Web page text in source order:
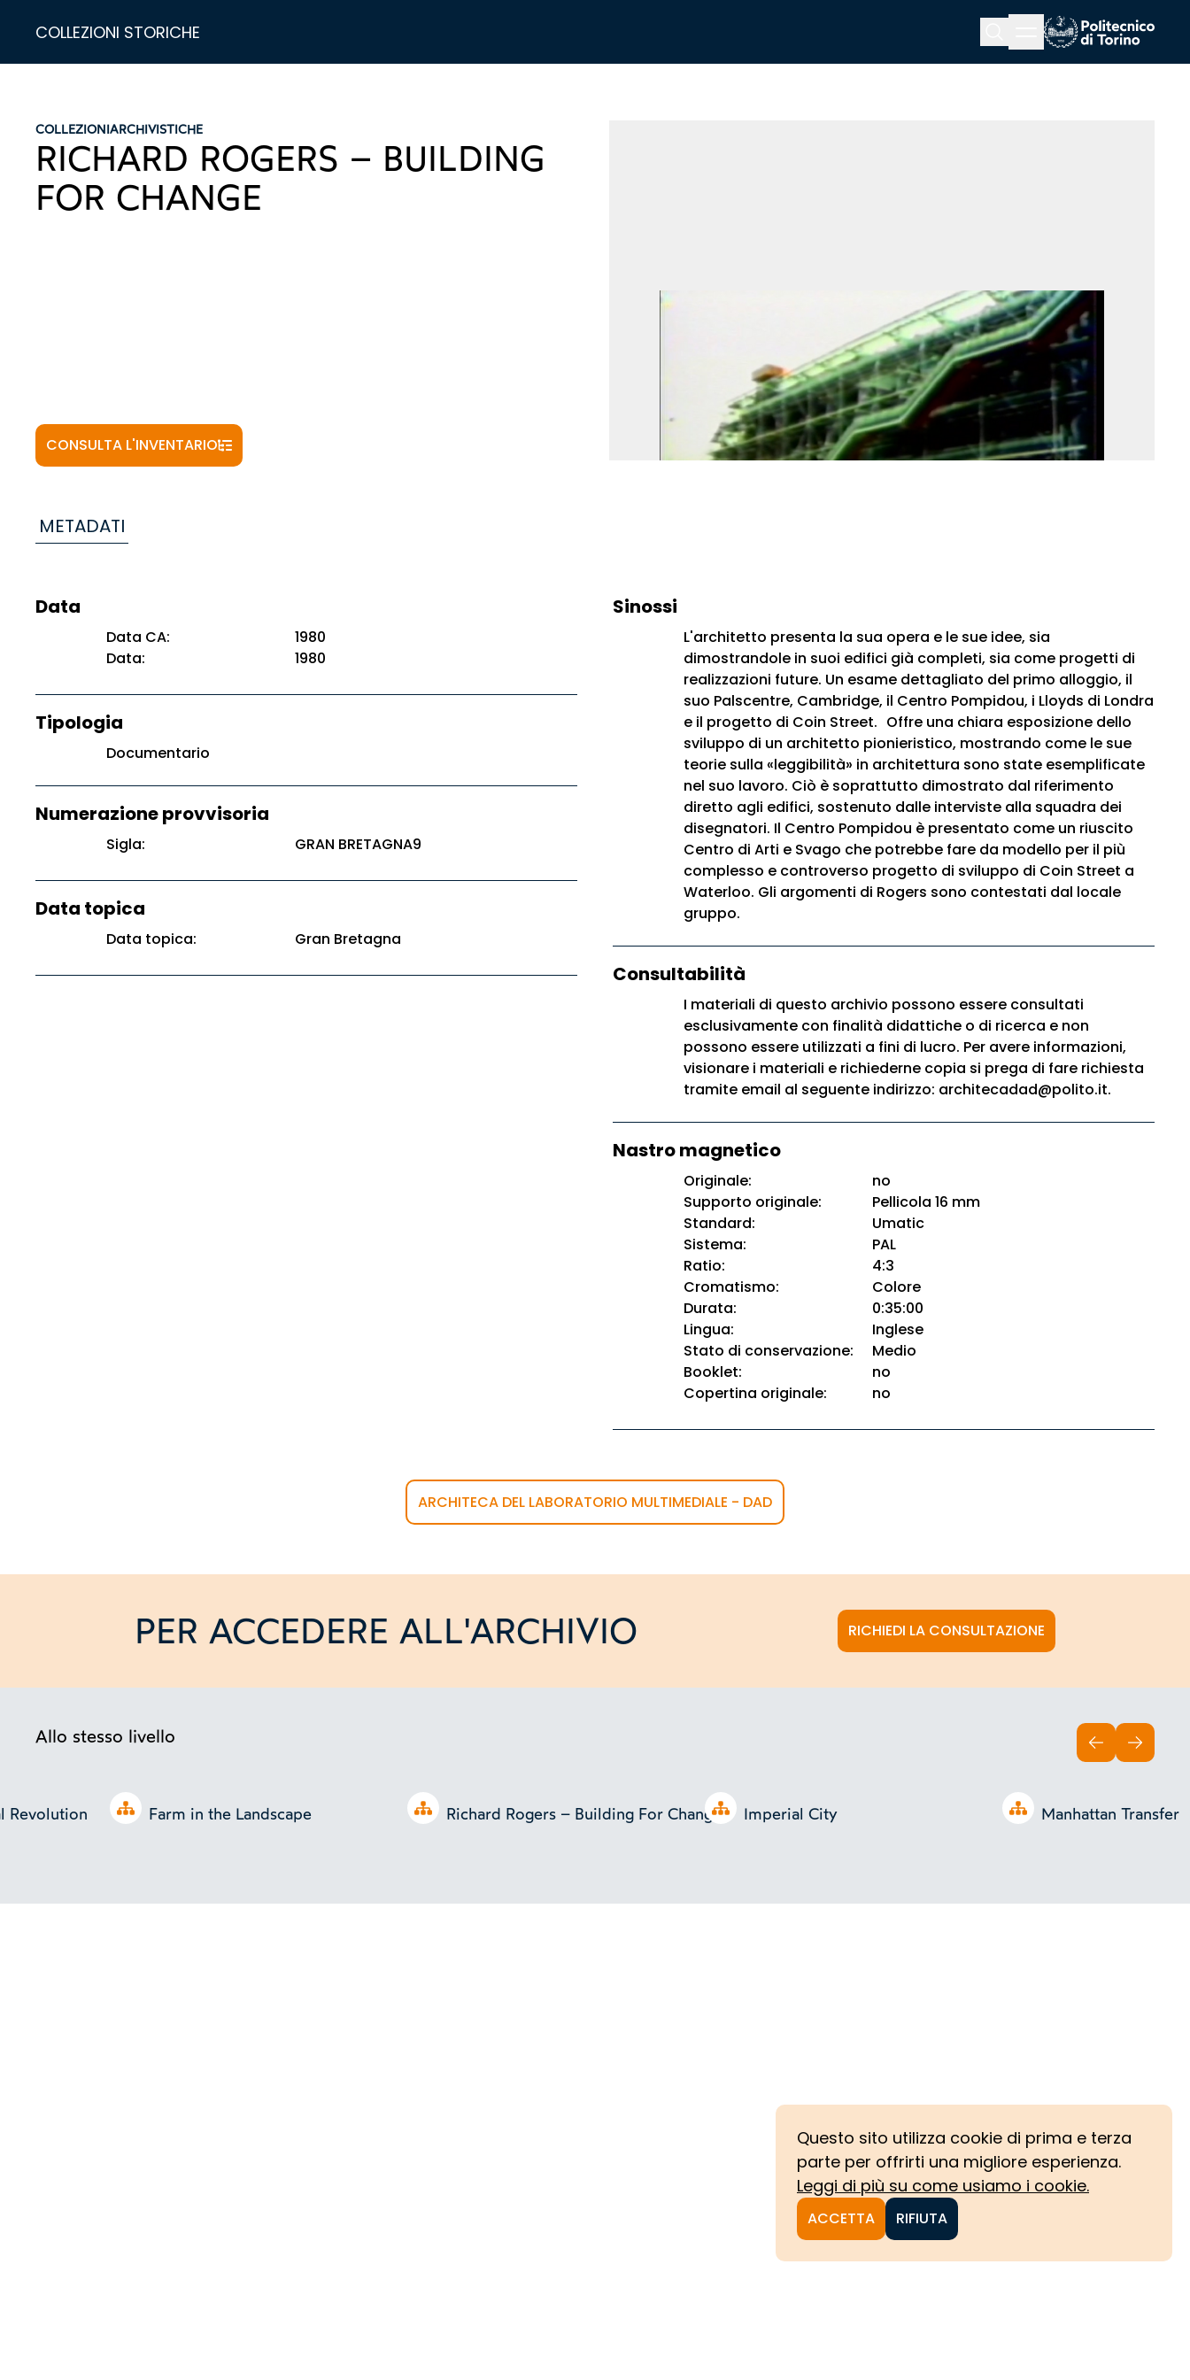
Questo sito utilizza cookie di prima e terza
parte per offrirti una migliore esperienza.
Leggi di più su come usiamo i cookie.
ACCETTA RIFIUTA
COLLEZIONI STORICHE
Menu button
COLLEZIONIARCHIVISTICHE
RICHARD ROGERS – BUILDING
FOR CHANGE
CONSULTA L'INVENTARIO
METADATI
Data
Data CA:
1980
Data:
1980
Tipologia
Documentario
Numerazione provvisoria
Sigla: GRAN BRETAGNA9
Data topica
Data topica: Gran Bretagna
Sinossi
L'architetto presenta la sua opera e le sue idee, sia
dimostrandole in suoi edifici già completi, sia come progetti di
realizzazioni future. Un esame dettagliato del primo alloggio, il
suo Palscentre, Cambridge, il Centro Pompidou, i Lloyds di Londra
e il progetto di Coin Street. Offre una chiara esposizione dello
sviluppo di un architetto pionieristico, mostrando come le sue
teorie sulla «leggibilità» in architettura sono state esemplificate
nel suo lavoro. Ciò è soprattutto dimostrato dal riferimento
diretto agli edifici, sostenuto dalle interviste alla squadra dei
disegnatori. Il Centro Pompidou è presentato come un riuscito
Centro di Arti e Svago che potrebbe fare da modello per il più
complesso e controverso progetto di sviluppo di Coin Street a
Waterloo. Gli argomenti di Rogers sono contestati dal locale
gruppo.
Consultabilità
I materiali di questo archivio possono essere consultati
esclusivamente con finalità didattiche o di ricerca e non
possono essere utilizzati a fini di lucro. Per avere informazioni,
visionare i materiali e richiederne copia si prega di fare richiesta
tramite email al seguente indirizzo: architecadad@polito.it.
Nastro magnetico
Originale:
no
Supporto originale:
Pellicola 16 mm
Standard:
Umatic
Sistema:
PAL
Ratio:
4:3
Cromatismo:
Colore
Durata:
0:35:00
Lingua:
Inglese
Stato di conservazione:
Medio
Booklet:
no
Copertina originale:
no
ARCHITECA DEL LABORATORIO MULTIMEDIALE - DAD
PER ACCEDERE ALL'ARCHIVIO RICHIEDI LA CONSULTAZIONE
Allo stesso livello
Open tree
Revolution Open tree
Farm in the Landscape Open tree
Richard Rogers – Building For Change Open tree
Imperial City Manhattan Transfer
INDIETROAVANTI